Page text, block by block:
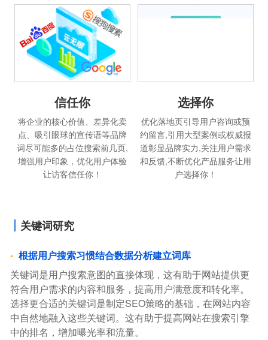
信任你
将企业的核心价值、差异化卖
点、吸引眼球的宣传语等品牌
词尽可能多的占位搜索前几页,
增强用户印象，优化用户体验
让访客信任你！
选择你
优化落地页引导用户咨询或预
约留言,引用大型案例或权威报
道彰显品牌实力,关注用户需求
和反馈,不断优化产品服务让用
户选择你！
关键词研究
根据用户搜索习惯结合数据分析建立词库
关键词是用户搜索意图的直接体现，这有助于网站提供更
符合用户需求的内容和服务，提高用户满意度和转化率。
选择更合适的关键词是制定SEO策略的基础，在网站内容
中自然地融入这些关键词。这有助于提高网站在搜索引擎
中的排名，增加曝光率和流量。